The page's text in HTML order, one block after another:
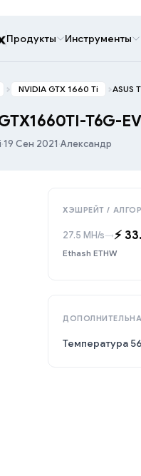
Продукты Инструменты
NVIDIA GTX 1660 Ti ASUS
T6G-
·19 Сен 2021·Александр
ХЭШРЕЙТ /
27.5 MH/s→⚡️
Ethash ETHW
Температура